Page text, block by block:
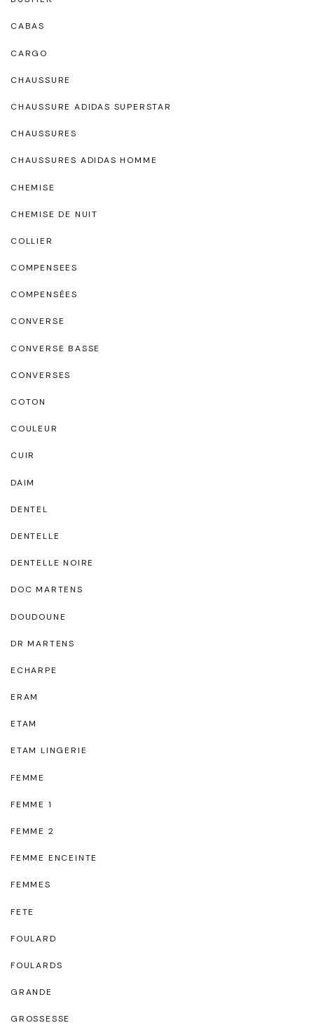
CABAS
CARGO
CHAUSSURE
CHAUSSURE ADIDAS SUPERSTAR
CHAUSSURES
CHAUSSURES ADIDAS HOMME
CHEMISE
CHEMISE DE NUIT
COLLIER
COMPENSEES
COMPENSÉES
CONVERSE
CONVERSE BASSE
CONVERSES
COTON
COULEUR
CUIR
DAIM
DENTEL
DENTELLE
DENTELLE NOIRE
DOC MARTENS
DOUDOUNE
DR MARTENS
ECHARPE
ERAM
ETAM
ETAM LINGERIE
FEMME
FEMME 1
FEMME 2
FEMME ENCEINTE
FEMMES
FETE
FOULARD
FOULARDS
GRANDE
GROSSESSE